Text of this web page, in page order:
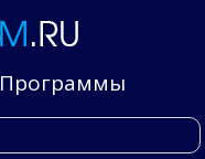
Программы